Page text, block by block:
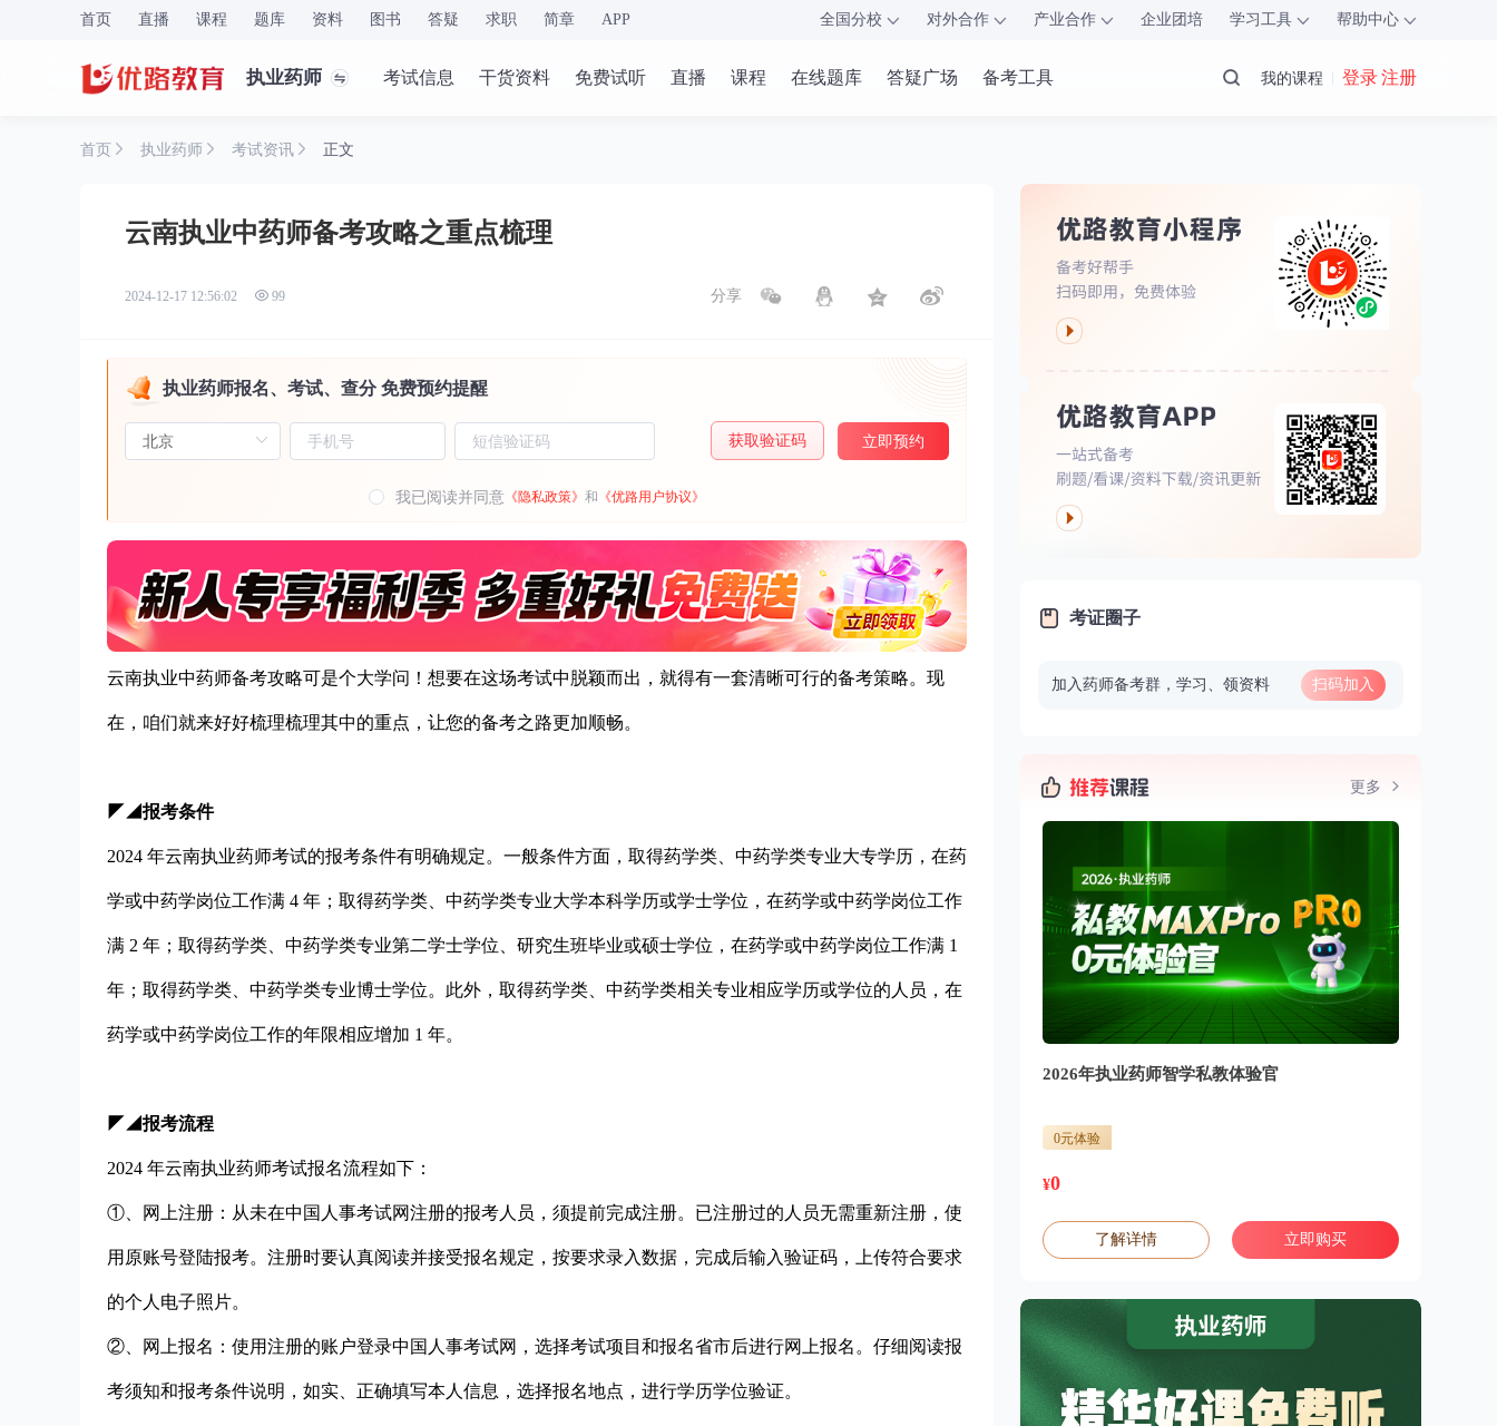
首页 直播 课程 题库 资料 图书 答疑 求职 简章 APP 全国分校 对外合作 产业合作 企业团培 学习工具 帮助中心
执业药师 考试信息 干货资料 免费试听 直播 课程 在线题库 答疑广场 备考工具 我的课程 登录 注册
首页 执业药师 考试资讯 正文
云南执业中药师备考攻略之重点梳理
2024-12-17 12:56:02 99 分享
执业药师报名、考试、查分 免费预约提醒
获取验证码 立即预约
我已阅读并同意 《隐私政策》 和 《优路用户协议》
云南执业中药师备考攻略可是个大学问！想要在这场考试中脱颖而出，就得有一套清晰可行的备考策略。现
在，咱们就来好好梳理梳理其中的重点，让您的备考之路更加顺畅。
◤◢报考条件
2024 年云南执业药师考试的报考条件有明确规定。一般条件方面，取得药学类、中药学类专业大专学历，在药
学或中药学岗位工作满 4 年；取得药学类、中药学类专业大学本科学历或学士学位，在药学或中药学岗位工作
满 2 年；取得药学类、中药学类专业第二学士学位、研究生班毕业或硕士学位，在药学或中药学岗位工作满 1
年；取得药学类、中药学类专业博士学位。此外，取得药学类、中药学类相关专业相应学历或学位的人员，在
药学或中药学岗位工作的年限相应增加 1 年。
◤◢报考流程
2024 年云南执业药师考试报名流程如下：
①、网上注册：从未在中国人事考试网注册的报考人员，须提前完成注册。已注册过的人员无需重新注册，使
用原账号登陆报考。注册时要认真阅读并接受报名规定，按要求录入数据，完成后输入验证码，上传符合要求
的个人电子照片。
②、网上报名：使用注册的账户登录中国人事考试网，选择考试项目和报名省市后进行网上报名。仔细阅读报
考须知和报考条件说明，如实、正确填写本人信息，选择报名地点，进行学历学位验证。
考证圈子
加入药师备考群，学习、领资料 扫码加入
更多
2026年执业药师智学私教体验官
0元体验
¥0
了解详情 立即购买